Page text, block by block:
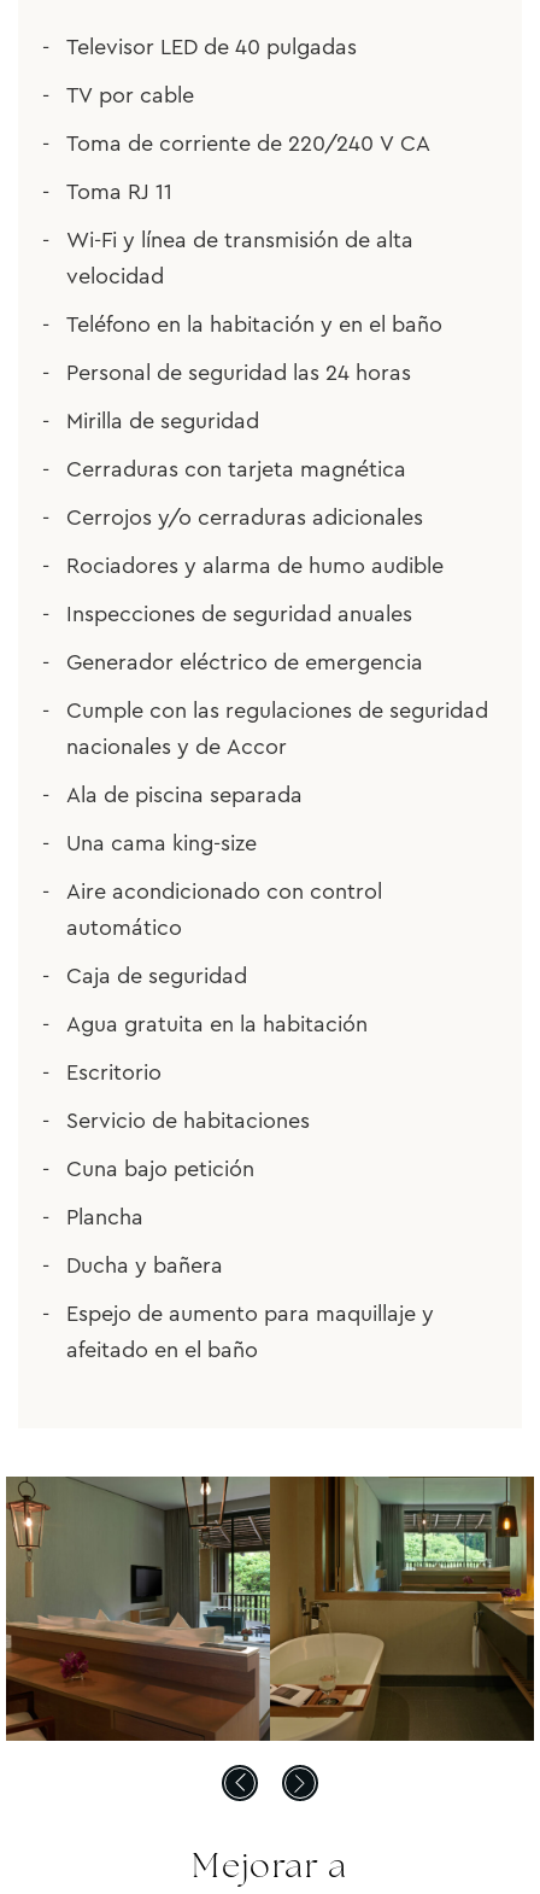
Televisor LED de 40 pulgadas
TV por cable
Toma de corriente de 220/240 V CA
Toma RJ 11
Wi-Fi y línea de transmisión de alta
velocidad
Teléfono en la habitación y en el baño
Personal de seguridad las 24 horas
Mirilla de seguridad
Cerraduras con tarjeta magnética
Cerrojos y/o cerraduras adicionales
Rociadores y alarma de humo audible
Inspecciones de seguridad anuales
Generador eléctrico de emergencia
Cumple con las regulaciones de seguridad
nacionales y de Accor
Ala de piscina separada
Una cama king-size
Aire acondicionado con control
automático
Caja de seguridad
Agua gratuita en la habitación
Escritorio
Servicio de habitaciones
Cuna bajo petición
Plancha
Ducha y bañera
Espejo de aumento para maquillaje y
afeitado en el baño
Mejorar a